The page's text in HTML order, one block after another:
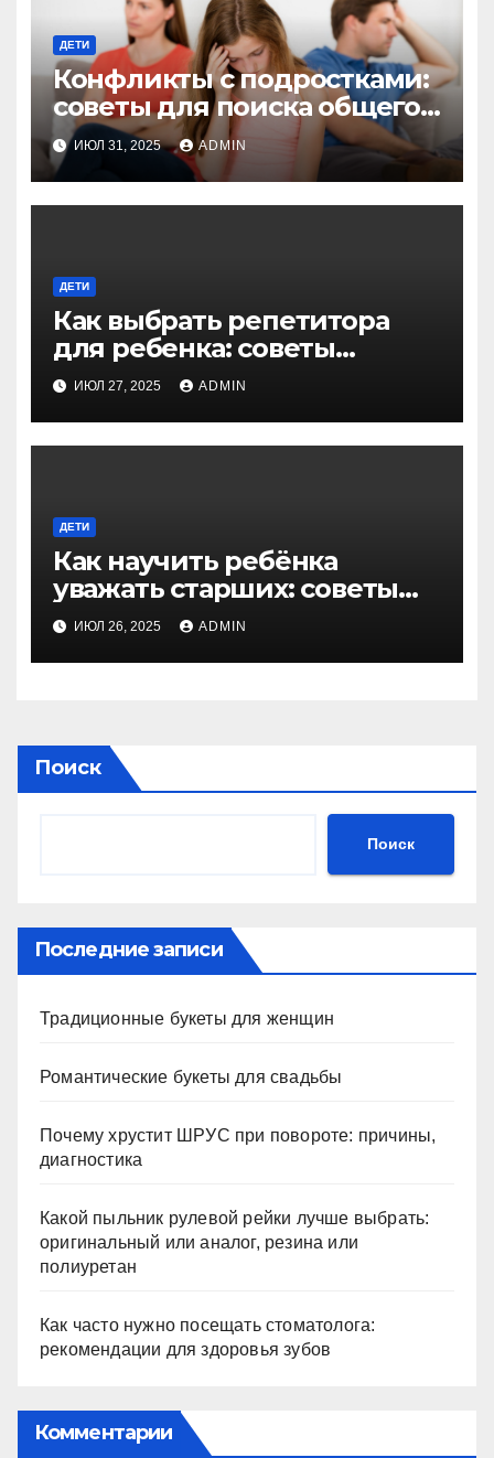
ДЕТИ
Конфликты с подростками:
советы для поиска общего
языка и взаимопонимания
ИЮЛ 31, 2025 ADMIN
ДЕТИ
Как выбрать репетитора
для ребенка: советы
экспертов для родителей
ИЮЛ 27, 2025 ADMIN
ДЕТИ
Как научить ребёнка
уважать старших: советы
для родителей
ИЮЛ 26, 2025 ADMIN
Поиск
Поиск
Последние записи
Традиционные букеты для женщин
Романтические букеты для свадьбы
Почему хрустит ШРУС при повороте: причины,
диагностика
Какой пыльник рулевой рейки лучше выбрать:
оригинальный или аналог, резина или
полиуретан
Как часто нужно посещать стоматолога:
рекомендации для здоровья зубов
Комментарии